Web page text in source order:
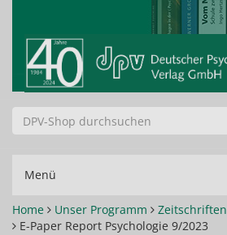
Menü
Home
Unser Programm Zeitschriften
E-Paper Report Psychologie 9/2023